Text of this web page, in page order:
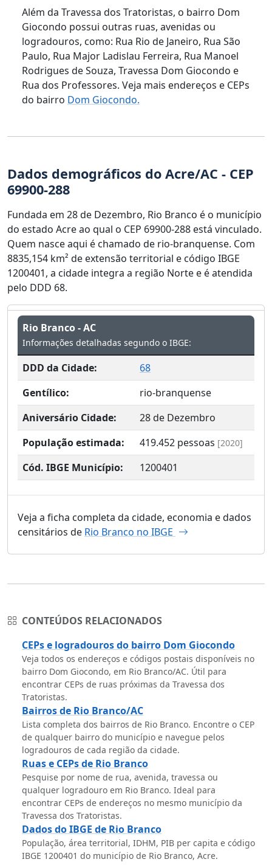
Além da Travessa dos Tratoristas, o bairro Dom
Giocondo possui outras ruas, avenidas ou
logradouros, como: Rua Rio de Janeiro, Rua São
Paulo, Rua Major Ladislau Ferreira, Rua Manoel
Rodrigues de Souza, Travessa Dom Giocondo e
Rua dos Professores. Veja mais endereços e CEPs
do bairro Dom Giocondo.
Dados demográficos do Acre/AC - CEP
69900-288
Fundada em 28 de Dezembro, Rio Branco é o município
do estado Acre ao qual o CEP 69900-288 está vinculado.
Quem nasce aqui é chamado de rio-branquense. Com
8835,154 km² de extensão territorial e código IBGE
1200401, a cidade integra a região Norte e é atendida
pelo DDD 68.
Rio Branco - AC
Informações detalhadas segundo o IBGE:
DDD da Cidade:
68
Gentílico:
rio-branquense
Aniversário Cidade:
28 de Dezembro
População estimada:
419.452 pessoas [2020]
Cód. IBGE Município: 1200401
Veja a ficha completa da cidade, economia e dados
censitários de Rio Branco no IBGE
CONTEÚDOS RELACIONADOS
CEPs e logradouros do bairro Dom Giocondo
Veja todos os endereços e códigos postais disponíveis no
bairro Dom Giocondo, em Rio Branco/AC. Útil para
encontrar CEPs de ruas próximas da Travessa dos
Tratoristas.
Bairros de Rio Branco/AC
Lista completa dos bairros de Rio Branco. Encontre o CEP
de qualquer bairro do município e navegue pelos
logradouros de cada região da cidade.
Ruas e CEPs de Rio Branco
Pesquise por nome de rua, avenida, travessa ou
qualquer logradouro em Rio Branco. Ideal para
encontrar CEPs de endereços no mesmo município da
Travessa dos Tratoristas.
Dados do IBGE de Rio Branco
População, área territorial, IDHM, PIB per capita e código
IBGE 1200401 do município de Rio Branco, Acre.